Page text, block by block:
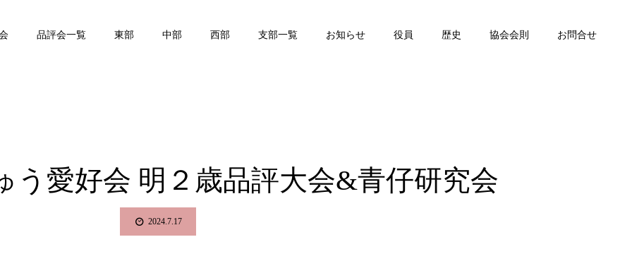
品評会一覧 東部 中部 西部 支部一覧 お知らせ 役員 歴史 協会会則 お問合せ
う愛好会 明２歳品評大会&青仔研究会
2024.7.17